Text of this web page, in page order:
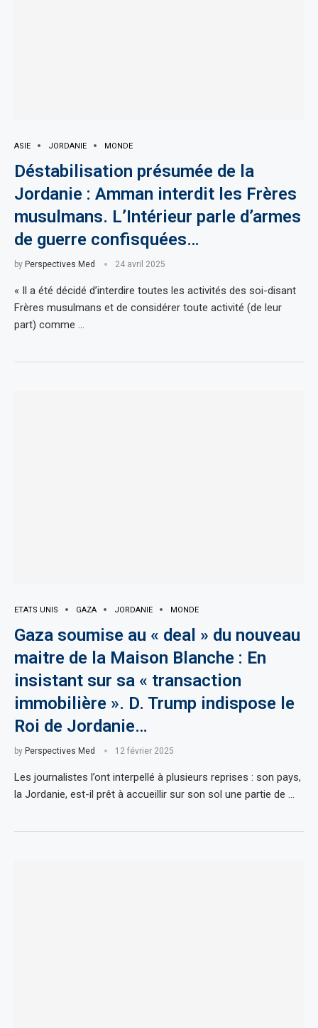
ASIE JORDANIE MONDE
Déstabilisation présumée de la
Jordanie : Amman interdit les Frères
musulmans. L’Intérieur parle d’armes
de guerre confisquées…
by Perspectives Med 24 avril 2025
« Il a été décidé d’interdire toutes les activités des soi-disant
Frères musulmans et de considérer toute activité (de leur
part) comme …
ETATS UNIS GAZA JORDANIE MONDE
Gaza soumise au « deal » du nouveau
maitre de la Maison Blanche : En
insistant sur sa « transaction
immobilière ». D. Trump indispose le
Roi de Jordanie…
by Perspectives Med 12 février 2025
Les journalistes l’ont interpellé à plusieurs reprises : son pays,
la Jordanie, est-il prêt à accueillir sur son sol une partie de …